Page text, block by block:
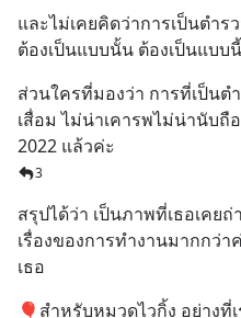
และไม่เคยคิดว่าการเป็นตำร
ต้องเป็นแบบนั้น ต้องเป็นแบบนี้
ส่วนใครที่มองว่า การที่เป็นต
เสื่อม ไม่น่าเคารพไม่น่านับถื
2022 แล้วค่ะ
3
สรุปได้ว่า เป็นภาพที่เธอเคย
เรื่องของการทำงานมากกว่
เธอ
🎈สำหรับหมวดไวกิ้ง อย่างที่